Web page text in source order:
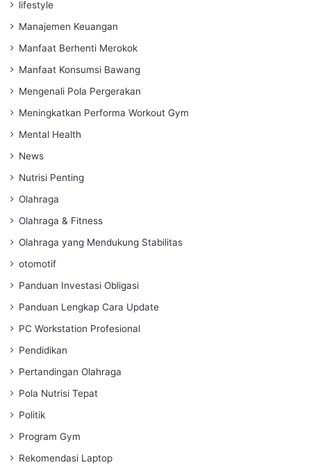
lifestyle
Manajemen Keuangan
Manfaat Berhenti Merokok
Manfaat Konsumsi Bawang
Mengenali Pola Pergerakan
Meningkatkan Performa Workout Gym
Mental Health
News
Nutrisi Penting
Olahraga
Olahraga & Fitness
Olahraga yang Mendukung Stabilitas
otomotif
Panduan Investasi Obligasi
Panduan Lengkap Cara Update
PC Workstation Profesional
Pendidikan
Pertandingan Olahraga
Pola Nutrisi Tepat
Politik
Program Gym
Rekomendasi Laptop